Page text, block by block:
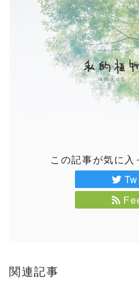
この記事が気に入
関連記事